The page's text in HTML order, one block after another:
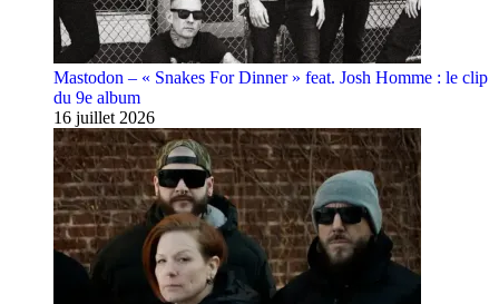
Mastodon – « Snakes For Dinner » feat. Josh Homme : le clip
du 9e album
16 juillet 2026